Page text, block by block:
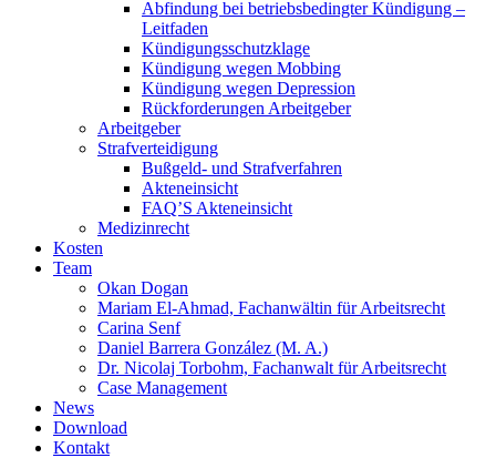
Abfindung bei betriebsbedingter Kündigung –
Leitfaden
Kündigungsschutzklage
Kündigung wegen Mobbing
Kündigung wegen Depression
Rückforderungen Arbeitgeber
Arbeitgeber
Strafverteidigung
Bußgeld- und Strafverfahren
Akteneinsicht
FAQ’S Akteneinsicht
Medizinrecht
Kosten
Team
Okan Dogan
Mariam El-Ahmad, Fachanwältin für Arbeitsrecht
Carina Senf
Daniel Barrera González (M. A.)
Dr. Nicolaj Torbohm, Fachanwalt für Arbeitsrecht
Case Management
News
Download
Kontakt